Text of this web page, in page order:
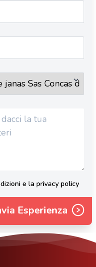
e la privacy policy
Esperienza